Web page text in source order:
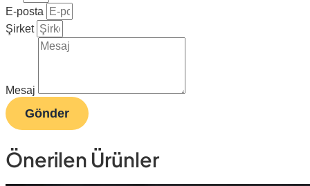
E-posta
Şirket
Mesaj
Gönder
Önerilen Ürünler